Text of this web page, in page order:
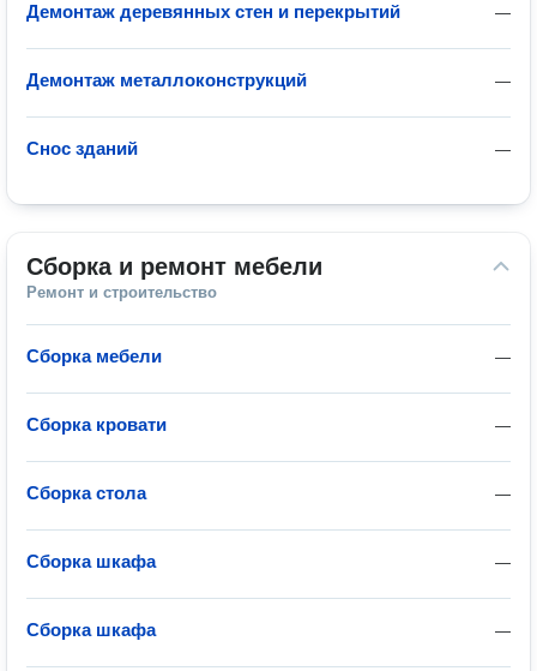
—
Демонтаж деревянных стен и перекрытий
—
Демонтаж металлоконструкций
—
Снос зданий
Сборка и ремонт мебели
Ремонт и строительство
—
Сборка мебели
—
Сборка кровати
—
Сборка стола
—
Сборка шкафа
—
Сборка шкафа